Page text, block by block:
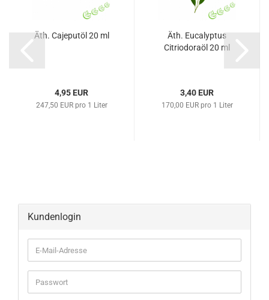
Äth. Cajeputöl 20 ml
4,95 EUR
247,50 EUR pro 1 Liter
Äth. Eucalyptus
Citriodoraöl 20 ml
3,40 EUR
170,00 EUR pro 1 Liter
Kundenlogin